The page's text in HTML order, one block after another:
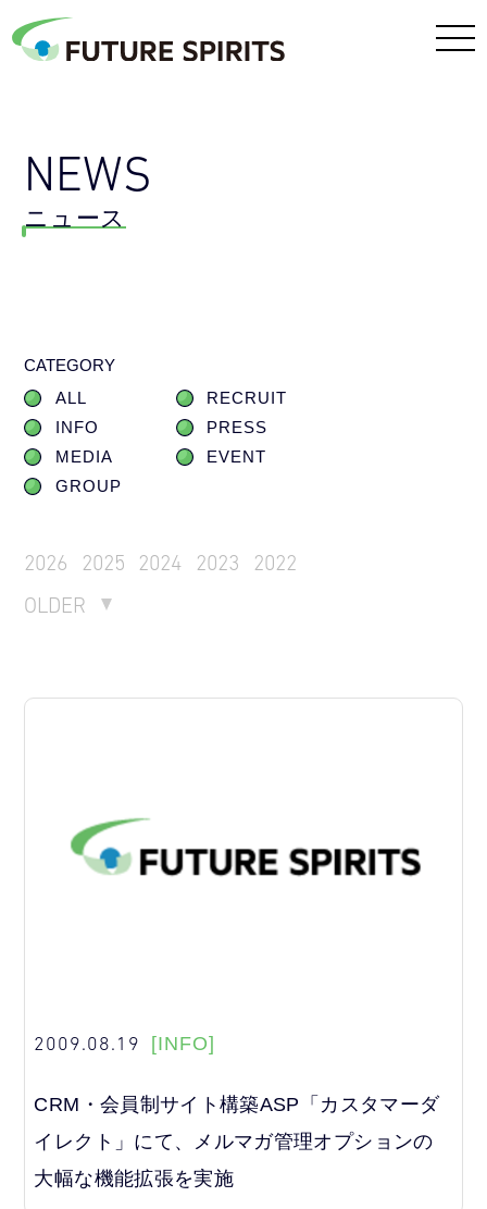
NEWS
ニュース
CATEGORY
ALL
RECRUIT
INFO
PRESS
MEDIA
EVENT
GROUP
2026 2025 2024 2023
2022
OLDER
2009.08.19 [INFO]
CRM・会員制サイト構築ASP「カスタマーダ
イレクト」にて、メルマガ管理オプションの
大幅な機能拡張を実施